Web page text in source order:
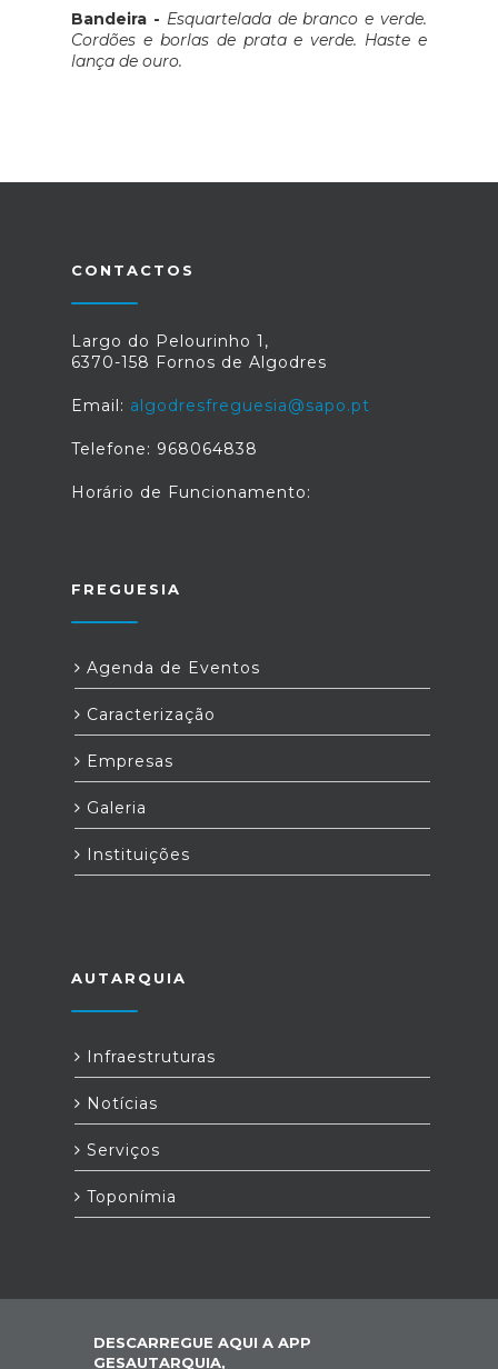
Bandeira - Esquartelada de branco e verde.
Cordões e borlas de prata e verde. Haste e
lança de ouro.
CONTACTOS
Largo do Pelourinho 1,
6370-158 Fornos de Algodres
Email: algodresfreguesia@sapo.pt
Telefone: 968064838
Horário de Funcionamento:
FREGUESIA
Agenda de Eventos
Caracterização
Empresas
Galeria
Instituições
AUTARQUIA
Infraestruturas
Notícias
Serviços
Toponímia
DESCARREGUE AQUI A APP
GESAUTARQUIA,